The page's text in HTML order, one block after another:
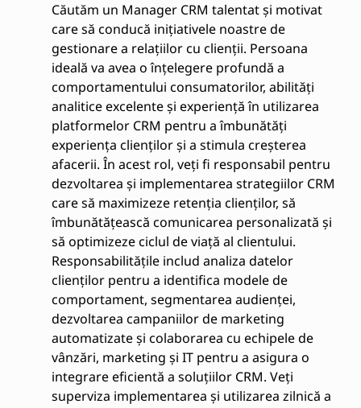
Căutăm un Manager CRM talentat și motivat
care să conducă inițiativele noastre de
gestionare a relațiilor cu clienții. Persoana
ideală va avea o înțelegere profundă a
comportamentului consumatorilor, abilități
analitice excelente și experiență în utilizarea
platformelor CRM pentru a îmbunătăți
experiența clienților și a stimula creșterea
afacerii. În acest rol, veți fi responsabil pentru
dezvoltarea și implementarea strategiilor CRM
care să maximizeze retenția clienților, să
îmbunătățească comunicarea personalizată și
să optimizeze ciclul de viață al clientului.
Responsabilitățile includ analiza datelor
clienților pentru a identifica modele de
comportament, segmentarea audienței,
dezvoltarea campaniilor de marketing
automatizate și colaborarea cu echipele de
vânzări, marketing și IT pentru a asigura o
integrare eficientă a soluțiilor CRM. Veți
superviza implementarea și utilizarea zilnică a